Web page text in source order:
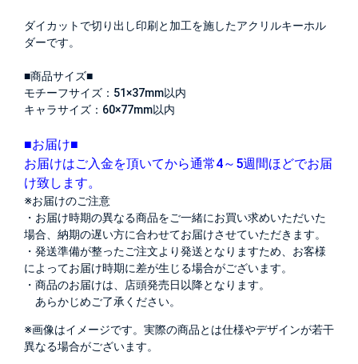
ダイカットで切り出し印刷と加工を施したアクリルキーホル
ダーです。
■商品サイズ■
モチーフサイズ：51×37mm以内
キャラサイズ：60×77mm以内
■お届け■
お届けはご入金を頂いてから通常4～5週間ほどでお届
け致します。
※お届けのご注意
・お届け時期の異なる商品をご一緒にお買い求めいただいた
場合、納期の遅い方に合わせてお届けさせていただきます。
・発送準備が整ったご注文より発送となりますため、お客様
によってお届け時期に差が生じる場合がございます。
・商品のお届けは、店頭発売日以降となります。
あらかじめご了承ください。
※画像はイメージです。実際の商品とは仕様やデザインが若干
異なる場合がございます。